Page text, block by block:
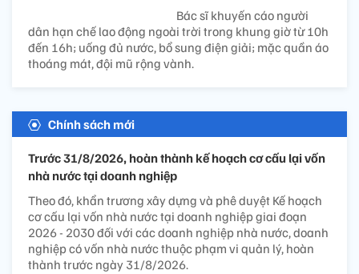
Bác sĩ khuyến cáo người
dân hạn chế lao động ngoài trời trong khung giờ từ 10h
đến 16h; uống đủ nước, bổ sung điện giải; mặc quần áo
thoáng mát, đội mũ rộng vành.
Chính sách mới
Trước 31/8/2026, hoàn thành kế hoạch cơ cấu lại vốn
nhà nước tại doanh nghiệp
Theo đó, khẩn trương xây dựng và phê duyệt Kế hoạch
cơ cấu lại vốn nhà nước tại doanh nghiệp giai đoạn
2026 - 2030 đối với các doanh nghiệp nhà nước, doanh
nghiệp có vốn nhà nước thuộc phạm vi quản lý, hoàn
thành trước ngày 31/8/2026.